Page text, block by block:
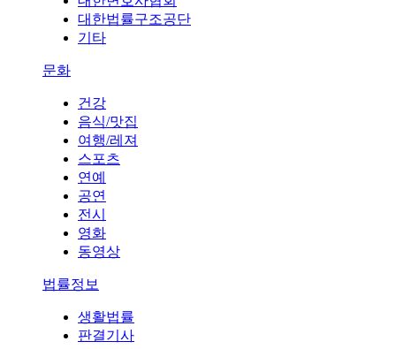
대한법률구조공단
기타
문화
건강
음식/맛집
여행/레져
스포츠
연예
공연
전시
영화
동영상
법률정보
생활법률
판결기사